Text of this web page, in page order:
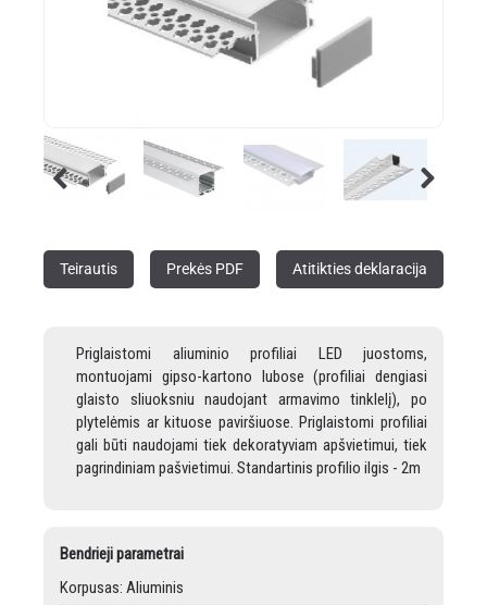
Teirautis Prekės PDF Atitikties deklaracija
Priglaistomi aliuminio profiliai LED juostoms,
montuojami gipso-kartono lubose (profiliai dengiasi
glaisto sliuoksniu naudojant armavimo tinklelį), po
plytelėmis ar kituose paviršiuose. Priglaistomi profiliai
gali būti naudojami tiek dekoratyviam apšvietimui, tiek
pagrindiniam pašvietimui. Standartinis profilio ilgis - 2m
Bendrieji parametrai
Korpusas: Aliuminis